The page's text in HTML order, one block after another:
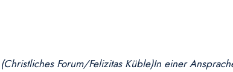
(Christliches Forum/Felizitas Küble)In einer